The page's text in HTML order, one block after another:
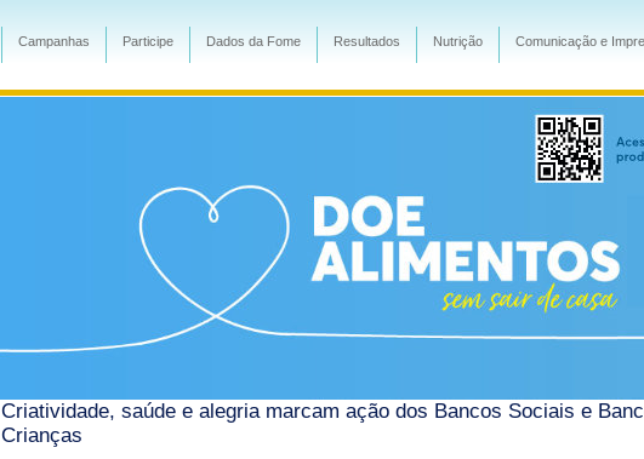
Campanhas Participe Dados da Fome Resultados Nutrição Comunicação e
Criatividade, saúde e alegria marcam ação dos Bancos Sociais e
Crianças